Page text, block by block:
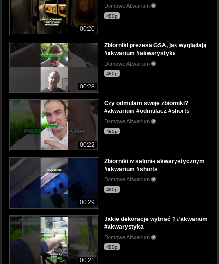
00:20
Domowe Akwarium
480p
00:28
Zbiorniki prezesa GSA, jak wyglądają
#akwarium #akwarystyka
Domowe Akwarium
480p
00:22
Czy odmulam swoje zbiorniki?
#akwarium #odmulacz #shorts
Domowe Akwarium
480p
00:29
Zbiorniki w salonie akwarystycznym
#akwarium #shorts
Domowe Akwarium
480p
00:21
Jakie dekoracje wybrać ? #akwarium
#akwarystyka
Domowe Akwarium
480p